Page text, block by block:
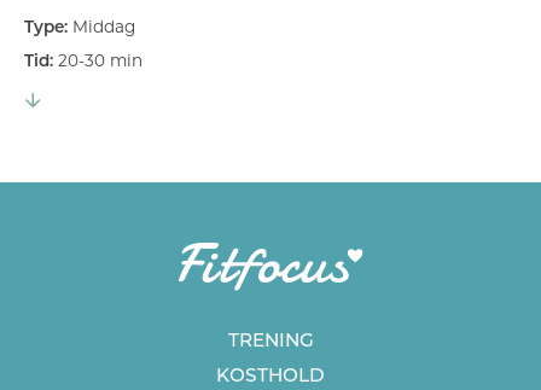
Type: Middag
Tid: 20-30 min
TRENING
KOSTHOLD